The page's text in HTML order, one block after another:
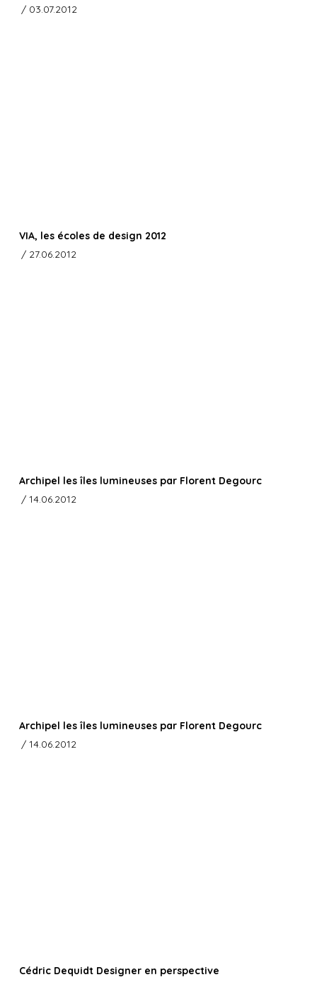
/ 03.07.2012
VIA, les écoles de design 2012
/ 27.06.2012
Archipel les îles lumineuses par Florent Degourc
/ 14.06.2012
Archipel les îles lumineuses par Florent Degourc
/ 14.06.2012
Cédric Dequidt Designer en perspective